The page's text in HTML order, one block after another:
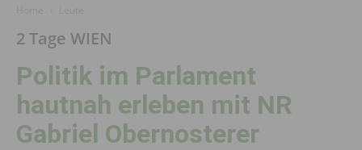
2 Tage WIEN
Politik im Parlament
hautnah erleben mit NR
Gabriel Obernosterer